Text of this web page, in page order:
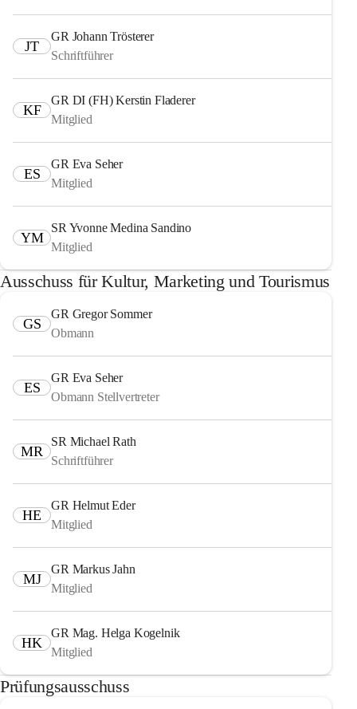
JT
GR Johann Trösterer
Schriftführer
KF
GR DI (FH) Kerstin Fladerer
Mitglied
ES
GR Eva Seher
Mitglied
YM
SR Yvonne Medina Sandino
Mitglied
Ausschuss für Kultur, Marketing und Tourismus
GS
GR Gregor Sommer
Obmann
ES
GR Eva Seher
Obmann Stellvertreter
MR
SR Michael Rath
Schriftführer
HE
GR Helmut Eder
Mitglied
MJ
GR Markus Jahn
Mitglied
HK
GR Mag. Helga Kogelnik
Mitglied
Prüfungsausschuss